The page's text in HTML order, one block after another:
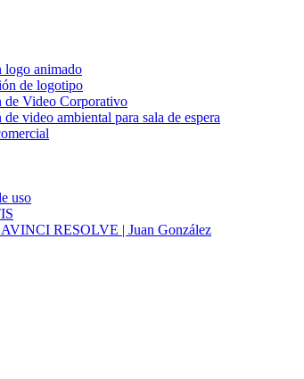
logo animado
de logotipo
de Video Corporativo
video ambiental para sala de espera
uso
RESOLVE | Juan González